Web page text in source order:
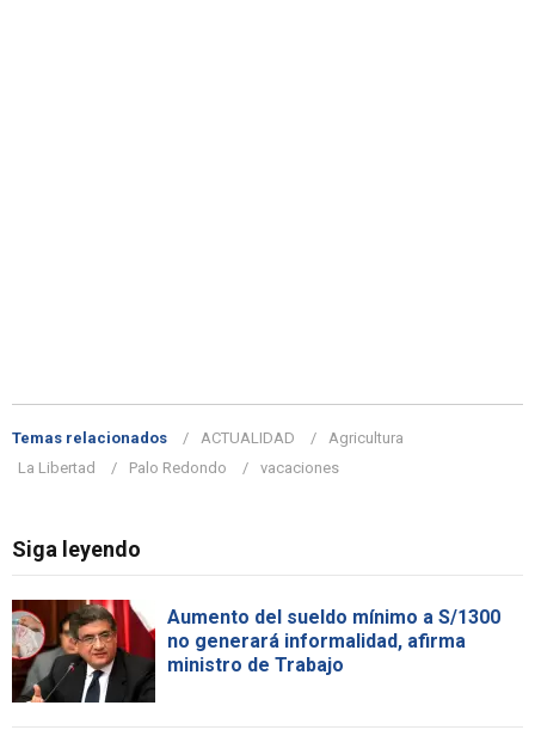
Temas relacionados ACTUALIDAD
Agricultura
La Libertad
Palo Redondo vacaciones
Siga leyendo
Aumento del sueldo mínimo a S/1300
no generará informalidad, afirma
ministro de Trabajo